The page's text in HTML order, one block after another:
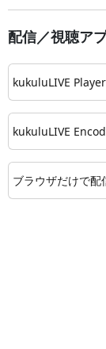
配信／視聴ア
kukuluLIVE
kukuluLIVE
ブラウザだけで配